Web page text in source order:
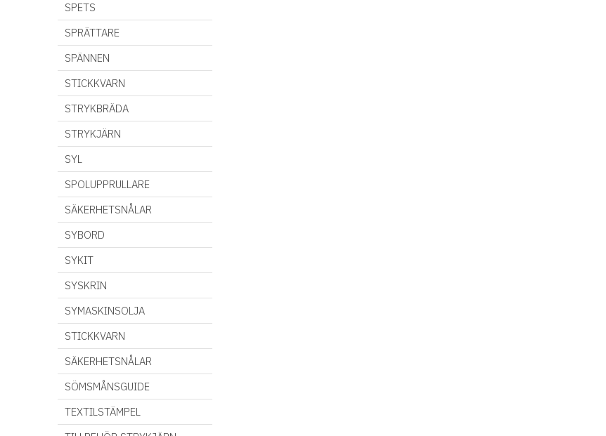
SPETS
SPRÄTTARE
SPÄNNEN
STICKKVARN
STRYKBRÄDA
STRYKJÄRN
SYL
SPOLUPPRULLARE
SÄKERHETSNÅLAR
SYBORD
SYKIT
SYSKRIN
SYMASKINSOLJA
STICKKVARN
SÄKERHETSNÅLAR
SÖMSMÅNSGUIDE
TEXTILSTÄMPEL